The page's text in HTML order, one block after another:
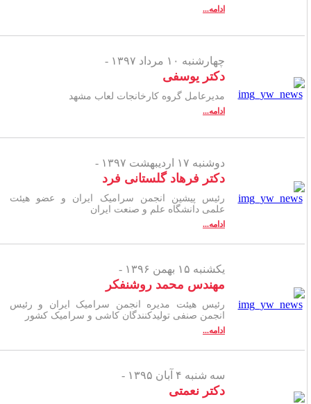
ادامه...
چهارشنبه ۱۰ مرداد ۱۳۹۷ -
دکتر یوسفی
مدیرعامل گروه کارخانجات لعاب مشهد
ادامه...
دوشنبه ۱۷ اردیبهشت ۱۳۹۷ -
دکتر فرهاد گلستانی فرد
رئیس پیشین انجمن سرامیک ایران و عضو هیئت
علمی دانشگاه علم و صنعت ایران
ادامه...
یکشنبه ۱۵ بهمن ۱۳۹۶ -
مهندس محمد روشنفکر
رئیس هیئت مدیره انجمن سرامیک ایران و رئیس
انجمن صنفی تولیدکنندگان کاشی و سرامیک کشور
ادامه...
سه شنبه ۴ آبان ۱۳۹۵ -
دکتر نعمتی